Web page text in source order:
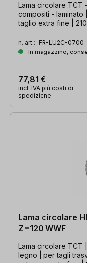
Lama circolare TCT
compositi - laminato
taglio extra fine |
n. art.: FR-LU2C-0700
In magazzino,
77,81 €
incl. IVA più costi di
spedizione
Lama circolare
Z=120 WWF
Lama circolare TCT
legno | per tagli